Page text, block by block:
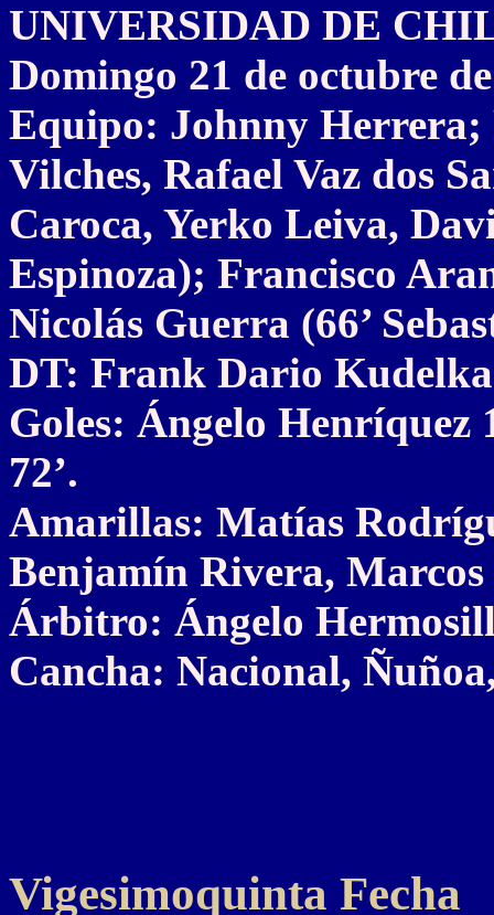
UNIVERSIDAD DE
Domingo 21 de octubre
Equipo: Johnny
Vilches, Rafael Vaz dos
Caroca, Yerko Leiva,
Espinoza); Francisco
Nicolás Guerra (66’
DT: Frank Dario
Goles: Ángelo Henríquez
72’.
Amarillas: Matías
Benjamín Rivera, Marcos
Árbitro: Ángelo
Cancha: Nacional,
Vigesimoquinta Fecha